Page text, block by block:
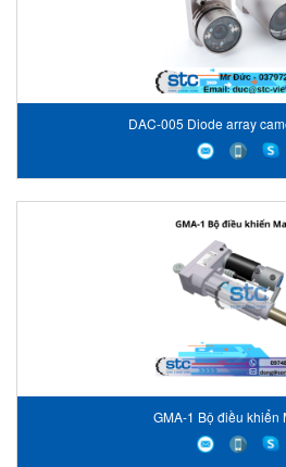
DAC-005 Diode array
GMA-1 Bộ điều khiển